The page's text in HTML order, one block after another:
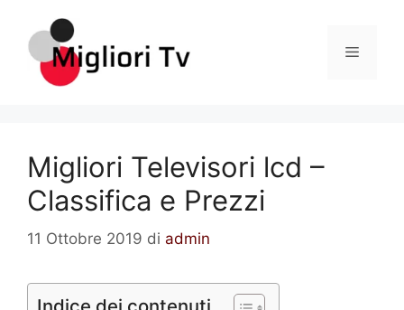
contenuto
Menu
Migliori Televisori lcd –
Classifica e Prezzi
11 Ottobre 2019 di admin